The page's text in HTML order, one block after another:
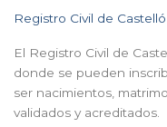
Registro Civil de
El Registro Civil de
donde se pueden
ser nacimientos,
validados y acreditados.